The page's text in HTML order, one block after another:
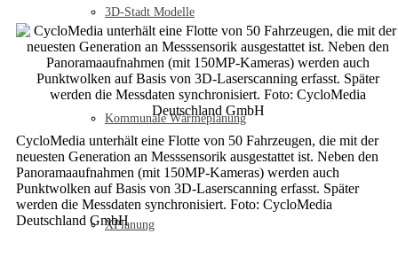
3D-Stadt Modelle
Kommunale Wärmeplanung
XPlanung
CycloMedia unterhält eine Flotte von 50 Fahrzeugen, die mit der
neuesten Generation an Messsensorik ausgestattet ist. Neben den
Panoramaaufnahmen (mit 150MP-Kameras) werden auch
Punktwolken auf Basis von 3D-Laserscanning erfasst. Später
werden die Messdaten synchronisiert. Foto: CycloMedia
Deutschland GmbH